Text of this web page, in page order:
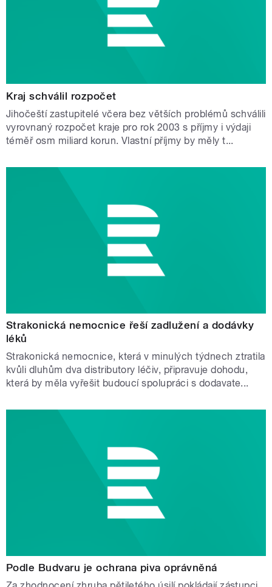
Kraj schválil rozpočet
Jihočeští zastupitelé včera bez větších problémů schválili
vyrovnaný rozpočet kraje pro rok 2003 s příjmy i výdaji
téměř osm miliard korun. Vlastní příjmy by měly t...
Strakonická nemocnice řeší zadlužení a dodávky
léků
Strakonická nemocnice, která v minulých týdnech ztratila
kvůli dluhům dva distributory léčiv, připravuje dohodu,
která by měla vyřešit budoucí spolupráci s dodavate...
Podle Budvaru je ochrana piva oprávněná